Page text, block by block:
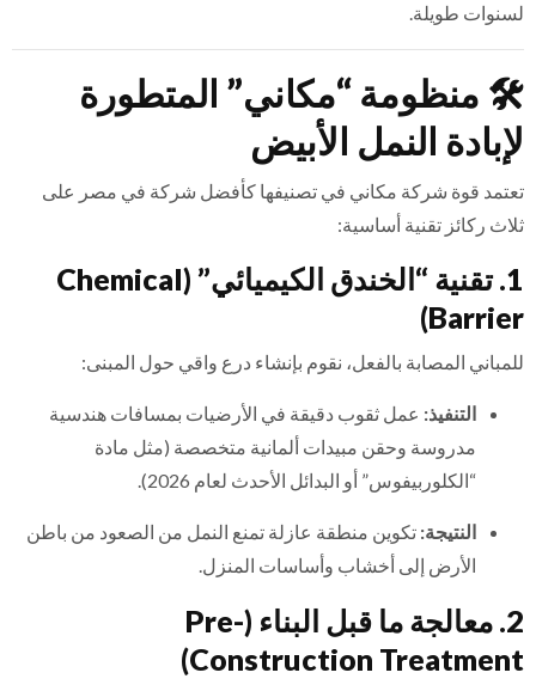
لسنوات طويلة.
🛠️ منظومة “مكاني” المتطورة
لإبادة النمل الأبيض
تعتمد قوة شركة مكاني في تصنيفها كأفضل شركة في مصر على
ثلاث ركائز تقنية أساسية:
1. تقنية “الخندق الكيميائي” (Chemical
Barrier)
للمباني المصابة بالفعل، نقوم بإنشاء درع واقي حول المبنى:
التنفيذ: عمل ثقوب دقيقة في الأرضيات بمسافات هندسية
مدروسة وحقن مبيدات ألمانية متخصصة (مثل مادة
“الكلوربيفوس” أو البدائل الأحدث لعام 2026).
النتيجة: تكوين منطقة عازلة تمنع النمل من الصعود من باطن
الأرض إلى أخشاب وأساسات المنزل.
2. معالجة ما قبل البناء (Pre-
Construction Treatment)